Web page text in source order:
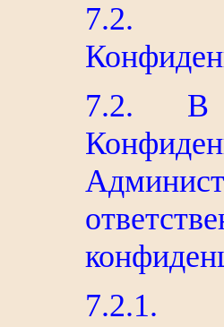
7.2.
7.2. В
7.2.1.